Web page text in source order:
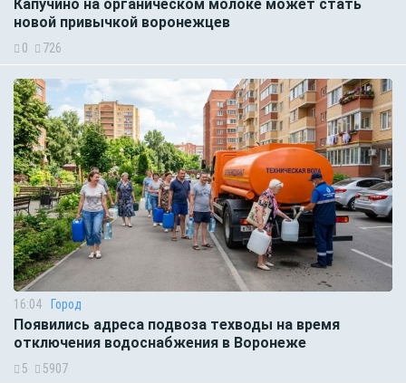
Капучино на органическом молоке может стать
новой привычкой воронежцев
0 726
16:04 Город
Появились адреса подвоза техводы на время
отключения водоснабжения в Воронеже
5 5907